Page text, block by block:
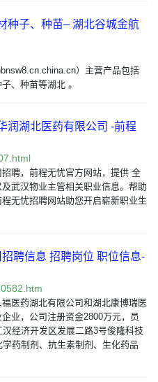
种子、种苗– 湖北谷城金航
）主营产品包括
、种苗等湖北 。
润湖北医药有限公司 -前程
聘，前程无忧官方网站，提供 全
武汉物业主管相关职业信息。帮助
无忧招聘网站助您开启崭新职业生
聘信息 招聘岗位 职位信息-
医药湖北有限公司和湖北康博瑞医
业，公司注册资金2800万元，员
经济开发区发展二路3号俊隆科技
药制剂、抗生素制剂、生化药品